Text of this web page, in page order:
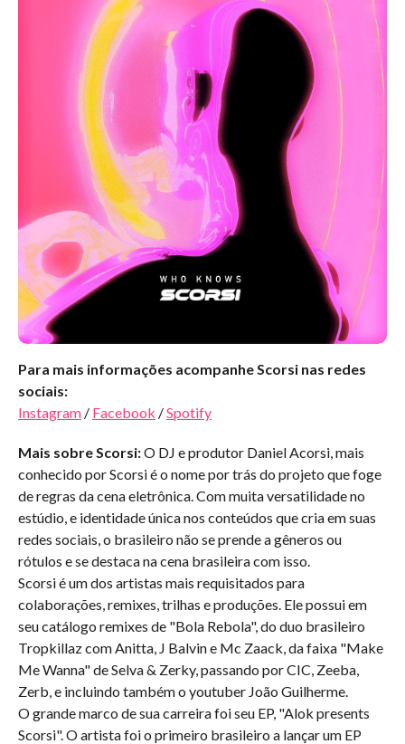
Para mais informações acompanhe Scorsi nas redes
sociais:
Instagram / Facebook /Spotify
Mais sobre Scorsi:O DJ e produtor Daniel Acorsi, mais
conhecido por Scorsi é o nome por trás do projeto que foge
de regras da cena eletrônica. Com muita versatilidade no
estúdio, e identidade única nos conteúdos que cria em suas
redes sociais, o brasileiro não se prende a gêneros ou
rótulos e se destaca na cena brasileira com isso.
Scorsi é um dos artistas mais requisitados para
colaborações, remixes, trilhas e produções. Ele possui em
seu catálogo remixes de "Bola Rebola", do duo brasileiro
Tropkillaz com Anitta, J Balvin e Mc Zaack, da faixa "Make
Me Wanna" de Selva & Zerky, passando por CIC, Zeeba,
Zerb, e incluindo também o youtuber João Guilherme.
O grande marco de sua carreira foi seu EP, "Alok presents
Scorsi". O artista foi o primeiro brasileiro a lançar um EP